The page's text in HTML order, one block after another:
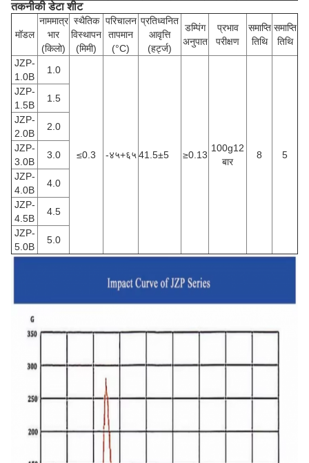
तकनीकी डेटा शीट
मॉडल
नाममात्र
भार
(किलो)
स्थैतिक
विस्थापन
(मिमी)
परिचालन
तापमान
(°C)
प्रतिध्वनित
आवृत्ति
(हर्ट्ज)
डम्पिंग
अनुपात
प्रभाव
परीक्षण
समाप्ति
तिथि
समाप्ति
तिथि
JZP-
1.0B
1.0
≤0.3 -४५+६५ 41.5±5 ≥0.13
100g12
बार
8 5
JZP-
1.5B
1.5
JZP-
2.0B
2.0
JZP-
3.0B
3.0
JZP-
4.0B
4.0
JZP-
4.5B
4.5
JZP-
5.0B
5.0